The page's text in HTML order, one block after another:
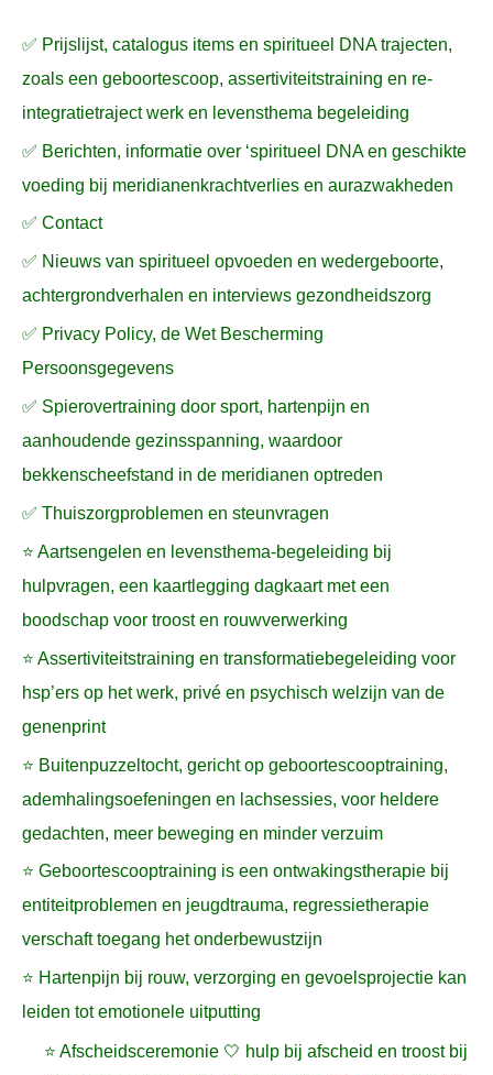
r
:
✅ Prijslijst, catalogus items en spiritueel DNA trajecten,
zoals een geboortescoop, assertiviteitstraining en re-
integratietraject werk en levensthema begeleiding
✅ Berichten, informatie over ‘spiritueel DNA en geschikte
voeding bij meridianenkrachtverlies en aurazwakheden
✅ Contact
✅ Nieuws van spiritueel opvoeden en wedergeboorte,
achtergrondverhalen en interviews gezondheidszorg
✅ Privacy Policy, de Wet Bescherming
Persoonsgegevens
✅ Spierovertraining door sport, hartenpijn en
aanhoudende gezinsspanning, waardoor
bekkenscheefstand in de meridianen optreden
✅ Thuiszorgproblemen en steunvragen
⭐ Aartsengelen en levensthema-begeleiding bij
hulpvragen, een kaartlegging dagkaart met een
boodschap voor troost en rouwverwerking
⭐ Assertiviteitstraining en transformatiebegeleiding voor
hsp’ers op het werk, privé en psychisch welzijn van de
genenprint
⭐ Buitenpuzzeltocht, gericht op geboortescooptraining,
ademhalingsoefeningen en lachsessies, voor heldere
gedachten, meer beweging en minder verzuim
⭐ Geboortescooptraining is een ontwakingstherapie bij
entiteitproblemen en jeugdtrauma, regressietherapie
verschaft toegang het onderbewustzijn
⭐ Hartenpijn bij rouw, verzorging en gevoelsprojectie kan
leiden tot emotionele uitputting
⭐ Afscheidsceremonie 🤍 hulp bij afscheid en troost bij